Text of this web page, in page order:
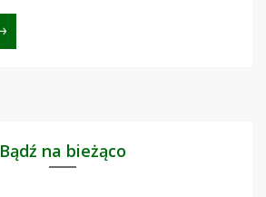
Bądź na bieżąco